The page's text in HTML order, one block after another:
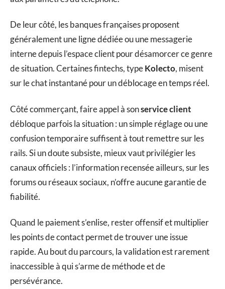
De leur côté, les banques françaises proposent
généralement une ligne dédiée ou une messagerie
interne depuis l’espace client pour désamorcer ce genre
de situation. Certaines fintechs, typeKolecto, misent
sur le chat instantané pour un déblocage en temps réel.
Côté commerçant, faire appel à sonservice client
débloque parfois la situation : un simple réglage ou une
confusion temporaire suffisent à tout remettre sur les
rails. Si un doute subsiste, mieux vaut privilégier les
canaux officiels : l’information recensée ailleurs, sur les
forums ou réseaux sociaux, n’offre aucune garantie de
fiabilité.
Quand le paiement s’enlise, rester offensif et multiplier
les points de contact permet de trouver une issue
rapide. Au bout du parcours, la validation est rarement
inaccessible à qui s’arme de méthode et de
persévérance.